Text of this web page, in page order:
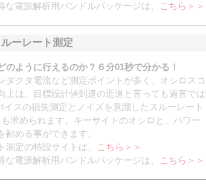
電源解析用バンドルパッケージは、
こちら＞＞
ーレート測定
ように行えるのか？６分01秒で分かる！
クタ電流など測定ポイントが多く、オシロスコ
は、目標設計値到達の近道と言っても過言では
スの損失測定とノイズを意識したスルーレート
求められます。キーサイトのオシロと、パワー
める事ができます。
定の特設サイトは、
こちら＞＞
電源解析用バンドルパッケージは、
こちら＞＞